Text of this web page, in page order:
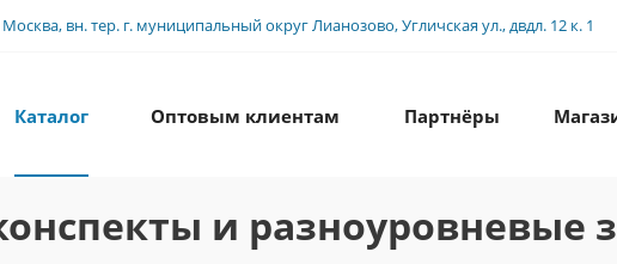
Москва, вн. тер. г. муниципальный округ Лианозово, Угличская ул., двдл. 12 к. 1
Каталог Оптовым клиентам Партнёры
и разноуровневые